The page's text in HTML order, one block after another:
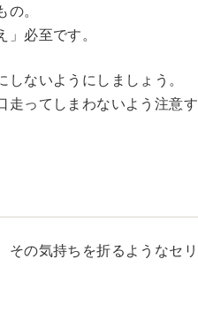
。
必至です。
ないようにしましょう。
走ってしまわないよう注意す
の気持ちを折るようなセリ